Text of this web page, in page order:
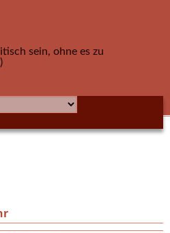
sein, ohne es zu
Reiter)